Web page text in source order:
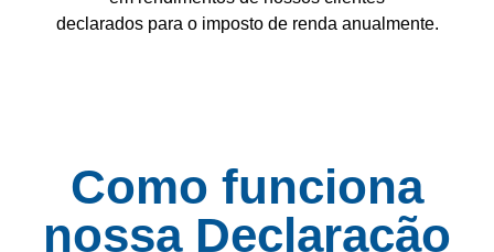
declarados para o imposto de renda anualmente.
Como funciona
nossa Declaração